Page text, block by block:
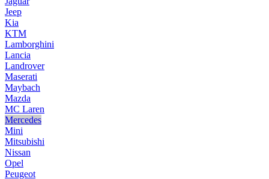
Jeep
Kia
KTM
Lamborghini
Lancia
Landrover
Maserati
Maybach
Mazda
MC Laren
Mercedes
Mini
Mitsubishi
Nissan
Opel
Peugeot